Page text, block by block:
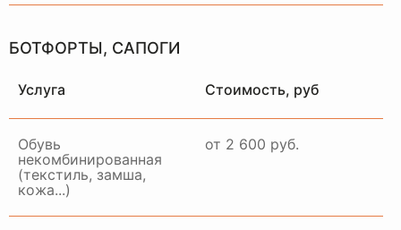
БОТФОРТЫ, САПОГИ
Услуга Стоимость, руб
Обувь
некомбинированная
(текстиль, замша,
кожа...)
от 2 600 руб.